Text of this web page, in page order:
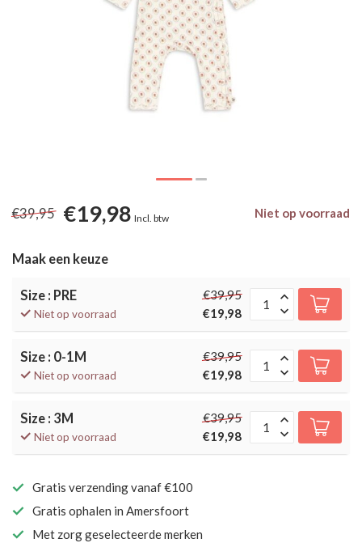
€39,95 €19,98 Incl. btw Niet op voorraad
Maak een keuze
Size : PRE
Niet op voorraad
€39,95
€19,98
Size : 0-1M
Niet op voorraad
€39,95
€19,98
Size : 3M
Niet op voorraad
€39,95
€19,98
Gratis verzending vanaf €100
Gratis ophalen in Amersfoort
Met zorg geselecteerde merken